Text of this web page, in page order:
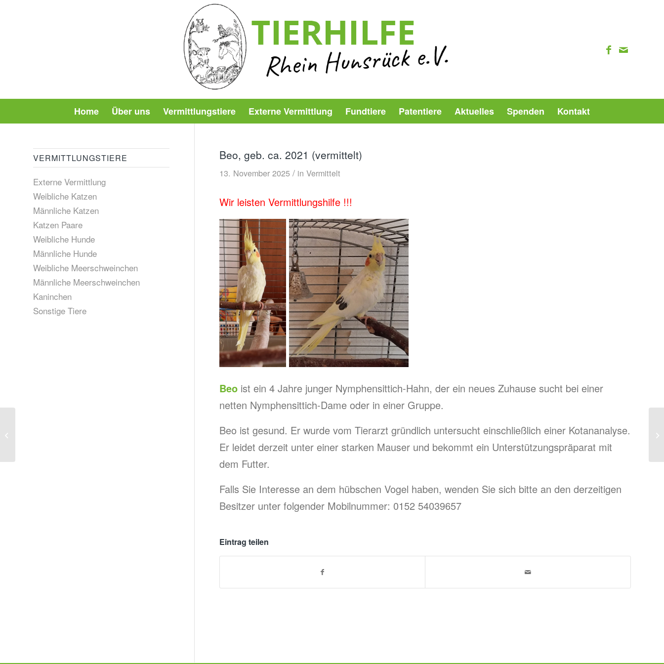
Home Über uns Vermittlungstiere Externe Vermittlung Fundtiere Patentiere Aktuelles Spenden Kontakt
Beo, geb. ca. 2021 (vermittelt)
13. November 2025 / in Vermittelt
Wir leisten Vermittlungshilfe !!!
Beoist ein 4 Jahre junger Nymphensittich-Hahn, der ein neues Zuhause sucht bei einer
netten Nymphensittich-Dame oder in einer Gruppe.
Beo ist gesund. Er wurde vom Tierarzt gründlich untersucht einschließlich einer Kotananalyse.
Er leidet derzeit unter einer starken Mauser und bekommt ein Unterstützungspräparat mit
dem Futter.
Falls Sie Interesse an dem hübschen Vogel haben, wenden Sie sich bitte an den derzeitigen
Besitzer unter folgender Mobilnummer: 0152 54039657
Eintrag teilen
VERMITTLUNGSTIERE
Externe Vermittlung
Weibliche Katzen
Männliche Katzen
Katzen Paare
Weibliche Hunde
Männliche Hunde
Weibliche Meerschweinchen
Männliche Meerschweinchen
Kaninchen
Sonstige Tiere